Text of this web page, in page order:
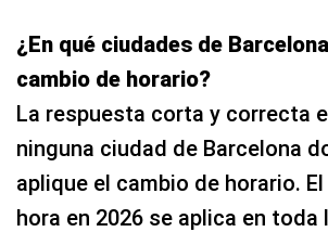
¿En qué ciudades de
cambio de horario?
La respuesta corta y correcta
ninguna ciudad de Barcelona
aplique el cambio de horario.
hora en 2026 se aplica en toda